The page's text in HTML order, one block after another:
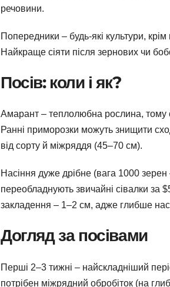
речовини.
Попередники – будь-які культури,
Найкраще сіяти після зернових чи
Посів: коли і як?
Амарант – теплолюбна рослина, тому
Ранні приморозки можуть знищити
від сорту й міжряддя (45–70 см).
Насіння дуже дрібне (вага 1000
переобладнують звичайні сівалки за
закладення – 1–2 см, адже глибше
Догляд за посівами
Перші 2–3 тижні – найскладніший
потрібен міжрядний обробіток (на